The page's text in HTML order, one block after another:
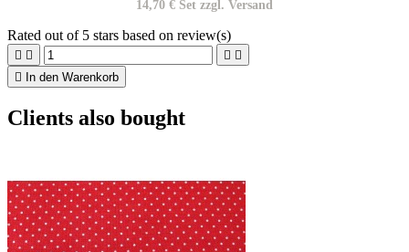
14,70 € Set zzgl. Versand
Rated out of 5 stars based on review(s)
   

In den Warenkorb
Clients also bought